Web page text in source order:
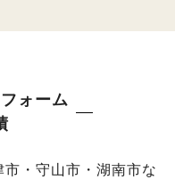
ォーム
・守山市・湖南市な